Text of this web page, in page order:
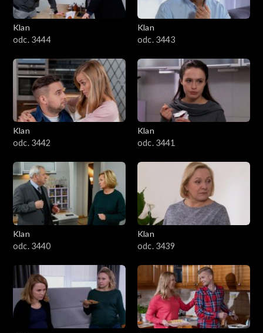
Klan
odc. 3444
Klan
odc. 3443
Klan
odc. 3442
Klan
odc. 3441
Klan
odc. 3440
Klan
odc. 3439